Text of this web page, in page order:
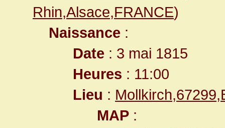
Rhin,Alsace,FRANCE)
Naissance :
Date : 3 mai 1815
Heures : 11:00
Lieu :
MAP :